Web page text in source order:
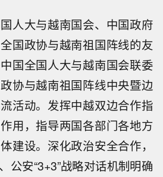
人大与越南国会、中国政府
国政协与越南祖国阵线的友
国全国人大与越南国会联委
协与越南祖国阵线中央暨边
活动。发挥中越双边合作指
用，指导两国各部门各地方
建设。深化政治安全合作，
公安“3+3”战略对话机制明确